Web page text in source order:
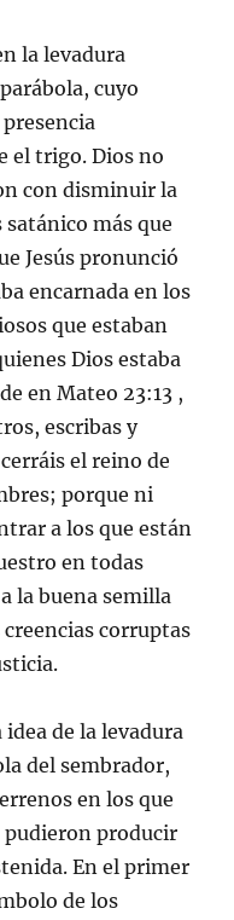
la levadura
cuyo
el trigo. Dios no
con disminuir la
satánico más que
Jesús pronunció
encarnada en los
que estaban
Dios estaba
en Mateo 23:13 ,
escribas y
el reino de
porque ni
a los que están
en todas
la buena semilla
corruptas
de la levadura
del sembrador,
en los que
pudieron producir
En el primer
de los